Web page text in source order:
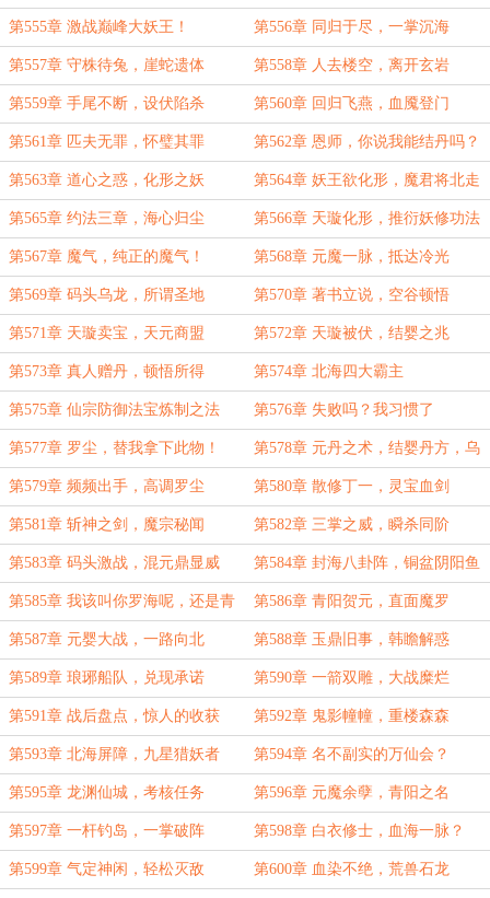
第555章 激战巅峰大妖王！ 第556章 同归于尽，一掌沉海
第557章 守株待兔，崖蛇遗体 第558章 人去楼空，离开玄岩
第559章 手尾不断，设伏陷杀 第560章 回归飞燕，血魇登门
第561章 匹夫无罪，怀璧其罪 第562章 恩师，你说我能结丹吗？
（求月票）
第563章 道心之惑，化形之妖 第564章 妖王欲化形，魔君将北走
第565章 约法三章，海心归尘 第566章 天璇化形，推衍妖修功法
第567章 魔气，纯正的魔气！ 第568章 元魔一脉，抵达冷光
第569章 码头乌龙，所谓圣地 第570章 著书立说，空谷顿悟
第571章 天璇卖宝，天元商盟 第572章 天璇被伏，结婴之兆
第573章 真人赠丹，顿悟所得 第574章 北海四大霸主
第575章 仙宗防御法宝炼制之法 第576章 失败吗？我习惯了
第577章 罗尘，替我拿下此物！ 第578章 元丹之术，结婴丹方，乌
青宝盆，移动灵脉！
第579章 频频出手，高调罗尘 第580章 散修丁一，灵宝血剑
第581章 斩神之剑，魔宗秘闻 第582章 三掌之威，瞬杀同阶
第583章 码头激战，混元鼎显威 第584章 封海八卦阵，铜盆阴阳鱼
第585章 我该叫你罗海呢，还是青
阳魔君呢？
第586章 青阳贺元，直面魔罗
第587章 元婴大战，一路向北 第588章 玉鼎旧事，韩瞻解惑
第589章 琅琊船队，兑现承诺 第590章 一箭双雕，大战糜烂
第591章 战后盘点，惊人的收获 第592章 鬼影幢幢，重楼森森
第593章 北海屏障，九星猎妖者 第594章 名不副实的万仙会？
第595章 龙渊仙城，考核任务 第596章 元魔余孽，青阳之名
第597章 一杆钓岛，一掌破阵 第598章 白衣修士，血海一脉？
第599章 气定神闲，轻松灭敌 第600章 血染不绝，荒兽石龙